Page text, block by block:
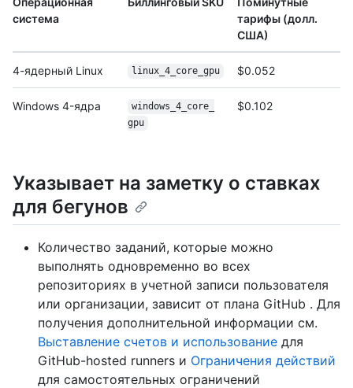
система
тарифы (долл.
США)
4-ядерный Linux linux_4_core_gpu $0.052
Windows 4-ядра
windows_4_core_
gpu
$0.102
Указывает на заметку о ставках
для бегунов
Количество заданий, которые можно
выполнять одновременно во всех
репозиториях в учетной записи пользователя
или организации, зависит от плана GitHub . Для
получения дополнительной информации см.
Выставление счетов и использование для
GitHub-hosted runners и Ограничения действий
для самостоятельных ограничений